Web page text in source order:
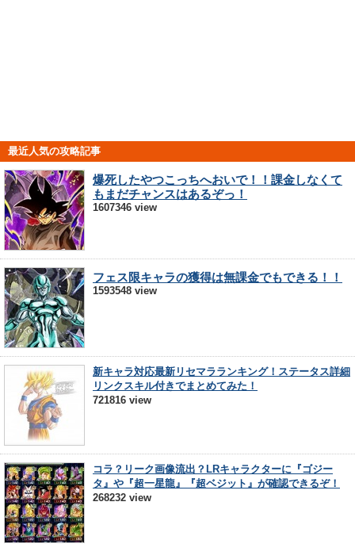
最近人気の攻略記事
爆死したやつこっちへおいで！！課金しなくて
もまだチャンスはあるぞっ！
1607346 view
フェス限キャラの獲得は無課金でもできる！！
1593548 view
新キャラ対応最新リセマラランキング！ステータス詳細
リンクスキル付きでまとめてみた！
721816 view
コラ？リーク画像流出？LRキャラクターに『ゴジー
タ』や『超一星龍』『超ベジット』が確認できるぞ！
268232 view